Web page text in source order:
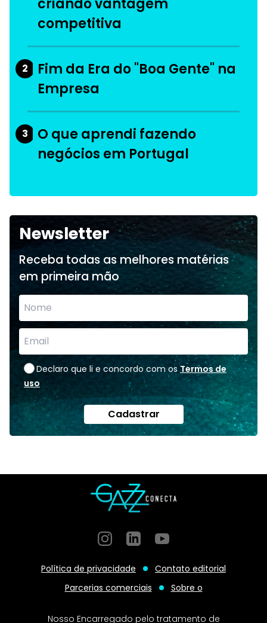
criando vantagem
competitiva
2
Fim da Era do "Boa Gente" na
Empresa
3
O que aprendi fazendo
negócios em Portugal
Newsletter
Receba todas as melhores matérias
em primeira mão
Declaro que li e concordo com os Termos de
uso
Cadastrar
InstagramGitHubGitHub
Política de privacidade
Contato editorial
Parcerias comerciais
Sobre o
Nosso Encarregado pelo tratamento de